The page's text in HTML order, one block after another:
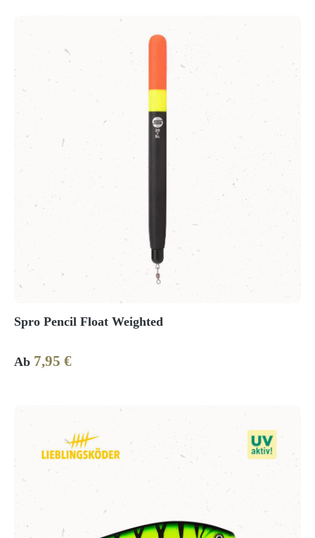
Produktgalerie überspringen
Spro Pencil Float Weighted
Regulärer Preis:
Ab 7,95 €